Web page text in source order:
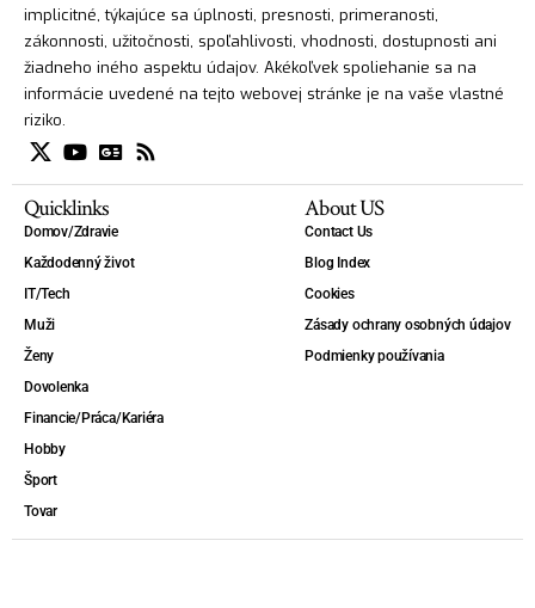
implicitné, týkajúce sa úplnosti, presnosti, primeranosti,
zákonnosti, užitočnosti, spoľahlivosti, vhodnosti, dostupnosti ani
žiadneho iného aspektu údajov. Akékoľvek spoliehanie sa na
informácie uvedené na tejto webovej stránke je na vaše vlastné
riziko.
Quicklinks
Domov/Zdravie
Každodenný život
IT/Tech
Muži
Ženy
Dovolenka
Financie/Práca/Kariéra
Hobby
Šport
Tovar
About US
Contact Us
Blog Index
Cookies
Zásady ochrany osobných údajov
Podmienky používania